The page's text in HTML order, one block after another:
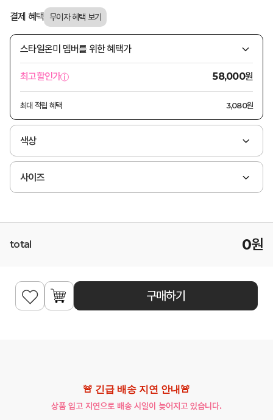
결제 혜택
스타일온미 멤버를 위한 혜택가
최고할인가 58,000원
최대 적립 혜택 3,080원
색상
사이즈
total 0원
구매하기
🚨 긴급 배송 지연 안내🚨
상품 입고 지연으로 배송 시일이 늦어지고 있습니다.